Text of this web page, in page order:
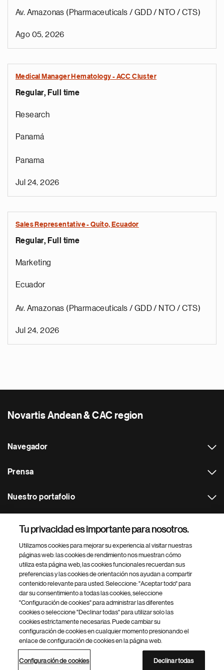
Av. Amazonas (Pharmaceuticals / GDD / NTO / CTS)
Ago 05, 2026
Medical Manager Hematology - ACC Cluster
Regular, Full time
Research
Panamá
Panama
Jul 24, 2026
Sales Representative - Quito, Ecuador
Regular, Full time
Marketing
Ecuador
Av. Amazonas (Pharmaceuticals / GDD / NTO / CTS)
Jul 24, 2026
Novartis Andean & CAC region
Navegador
Prensa
Nuestro portafolio
Footer Site Search
inferior
del
© 2026 Novartis AG
Política de privacidad Términos de uso
Accesibilidad
Configuración de cookies
Mapa del sitio
Tu privacidad es importante para nosotros.
Utilizamos cookies para mejorar su experiencia al visitar nuestras
páginas web: las cookies de rendimiento nos muestran cómo
utiliza esta página web, las cookies funcionales recuerdan sus
preferencias y las cookies de orientación nos ayudan a compartir
contenido relevante para usted. Seleccione: "Aceptar todo" para
dar su consentimiento a todas las cookies, seleccione
"Configuración de cookies" para administrar las diferentes
cookies o seleccione "Declinar todas" para utilizar solo las
cookies estrictamente necesarias. Puede cambiar su
configuración de cookies en cualquier momento presionando el
enlace de configuración de cookies en la página web.
Configuración de cookies Declinar todas